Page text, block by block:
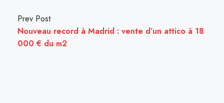
Prev Post
Nouveau record à Madrid : vente d’un attico à 18
000 € du m2